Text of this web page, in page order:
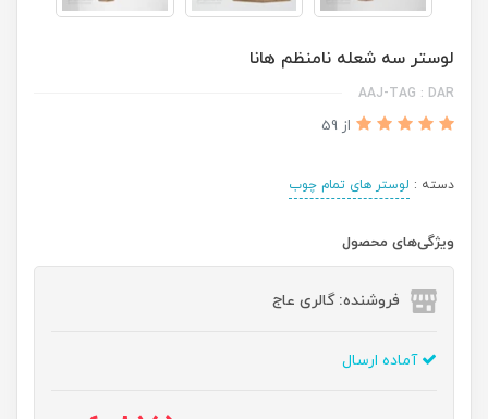
لوستر سه شعله نامنظم هانا
AAJ-TAG : DAR
از 59
دسته : لوستر های تمام چوب
ویژگی‌های محصول
فروشنده: گالری عاج
آماده ارسال